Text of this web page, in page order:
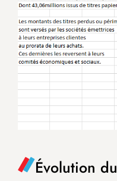
Évolution du